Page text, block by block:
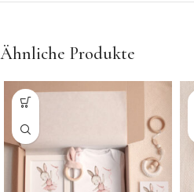
Ähnliche Produkte